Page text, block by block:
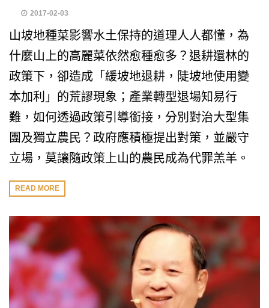
2017-02-03
山坡地種菜影響水土保持的道理人人都懂，為
什麼山上的高麗菜依然愈種愈多？退耕還林的
政策下，卻造成「緩坡地退耕，陡坡地使用變
本加利」的荒謬現象；產業轉型退場知易行
難，如何透過政策引導銜接，分別對治大型集
團及獨立農民？政府應積極提出對策，並嚴守
立場，莫讓隨政策上山的農民成為代罪羔羊。
READ MORE